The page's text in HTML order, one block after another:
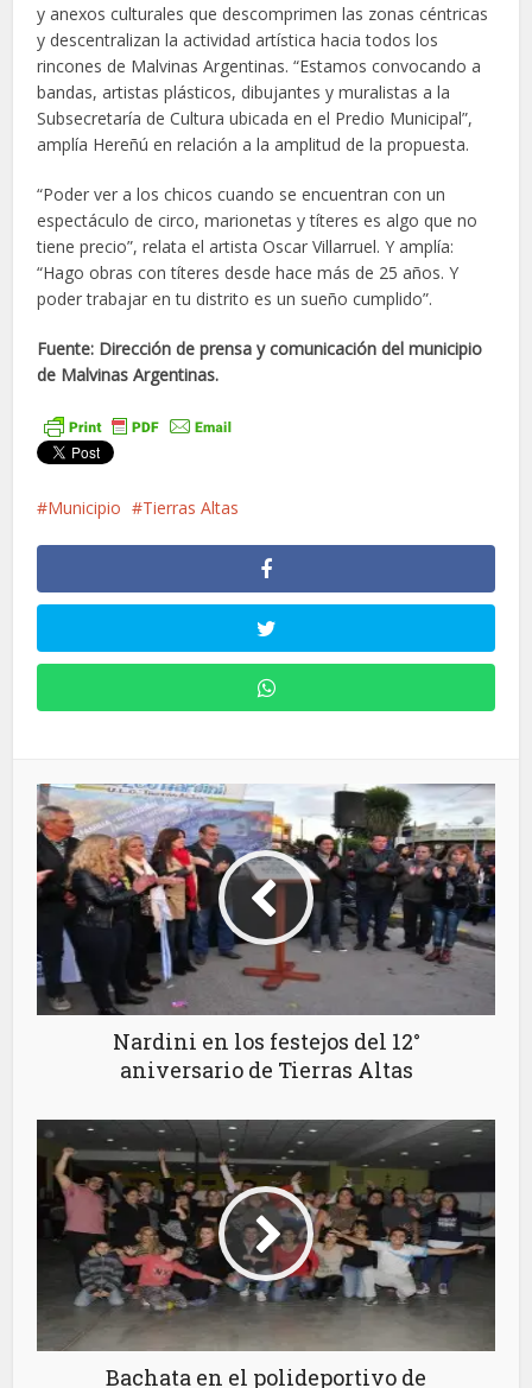
y anexos culturales que descomprimen las zonas céntricas
y descentralizan la actividad artística hacia todos los
rincones de Malvinas Argentinas. “Estamos convocando a
bandas, artistas plásticos, dibujantes y muralistas a la
Subsecretaría de Cultura ubicada en el Predio Municipal”,
amplía Hereñú en relación a la amplitud de la propuesta.
“Poder ver a los chicos cuando se encuentran con un
espectáculo de circo, marionetas y títeres es algo que no
tiene precio”, relata el artista Oscar Villarruel. Y amplía:
“Hago obras con títeres desde hace más de 25 años. Y
poder trabajar en tu distrito es un sueño cumplido”.
Fuente: Dirección de prensa y comunicación del municipio
de Malvinas Argentinas.
Municipio Tierras Altas
Nardini en los festejos del 12°
aniversario de Tierras Altas
Bachata en el polideportivo de